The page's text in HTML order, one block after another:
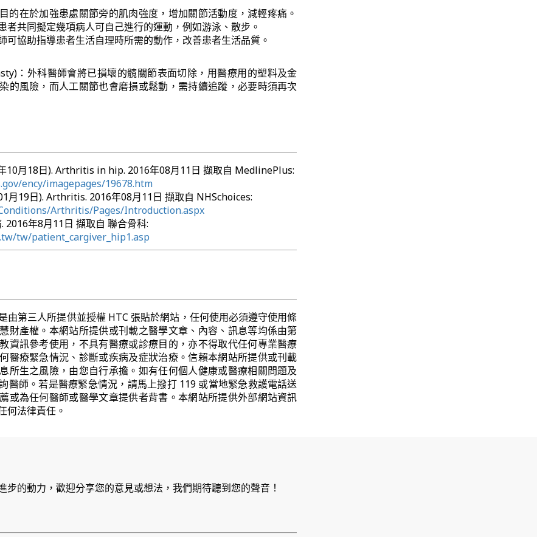
的在於加強患處關節旁的肌肉強度，增加關節活動度，減輕疼痛。
者共同擬定幾項病人可自己進行的運動，例如游泳、散步。
可協助指導患者生活自理時所需的動作，改善患者生活品質。
：外科醫師會將已損壞的髖關節表面切除，用醫療用的塑料及金
的風險，而人工關節也會磨損或鬆動，需持續追蹤，必要時須再次
10月18日). Arthritis in hip. 2016年08月11日 擷取自 MedlinePlus:
ency/imagepages/19678.htm
月19日). Arthritis. 2016年08月11日 擷取自 NHSchoices:
Arthritis/Pages/Introduction.aspx
2016年8月11日 擷取自 聯合骨科:
tw/patient_cargiver_hip1.asp
由第三人所提供並授權 HTC 張貼於網站，任何使用必須遵守使用條
財產權。本網站所提供或刊載之醫學文章、內容、訊息等均係由第
資訊參考使用，不具有醫療或診療目的，亦不得取代任何專業醫療
醫療緊急情況、診斷或疾病及症狀治療。信賴本網站所提供或刊載
所生之風險，由您自行承擔。如有任何個人健康或醫療相關問題及
醫師。若是醫療緊急情況，請馬上撥打 119 或當地緊急救護電話送
或為任何醫師或醫學文章提供者背書。本網站所提供外部網站資訊
何法律責任。
步的動力，歡迎分享您的意見或想法，我們期待聽到您的聲音！